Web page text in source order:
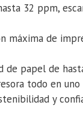
32 ppm,
máxima de
de papel de
todo en
y